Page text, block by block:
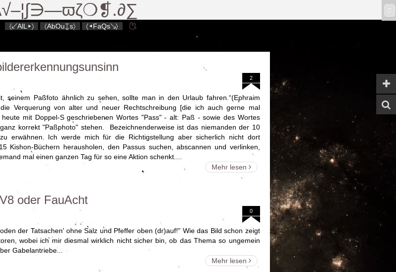
〈↙AlL▸〉 〈AbOu↧s〉 〈◂FaQs↘〉
ϖ
2
Paßfoto ähnlich zu sehen, sollte man in den Urlaub fahren.“(Ephraim
Verquerung von alter und neuer Rechtschreibung [die ich auch gerne mal
mit Doppel-S geschriebenen Wortes "Pass" - alt: Paß - sowie des Wortes
korrekt "Paßphoto" stehen. Bezeichnenderweise ist das niemanden der 10
erwähnen. Ich werde mich für die Richtigstellung aber sicherlich nicht dort
Kishon-Büchern herausholen, den Passus suchen, abscannen und verlinken,
mal einen ganzen Tag für so eine Aktion schenkt....
Mehr lesen
V8 oder FauAcht
0
der Tatsachen' ohne Salz und Pfeffer oben (dr)auf!" Wie das Bild schon zeigt
wobei ich mir diesmal wirklich nicht sicher bin, ob das Thema so ungemein
Gabelantriebe...
Mehr lesen